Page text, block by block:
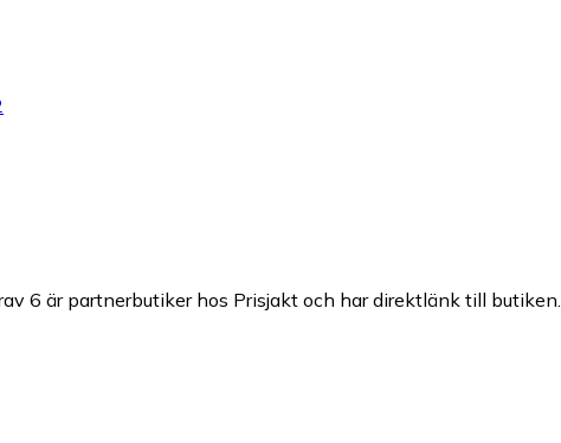
6 är partnerbutiker hos Prisjakt och har direktlänk till butiken.